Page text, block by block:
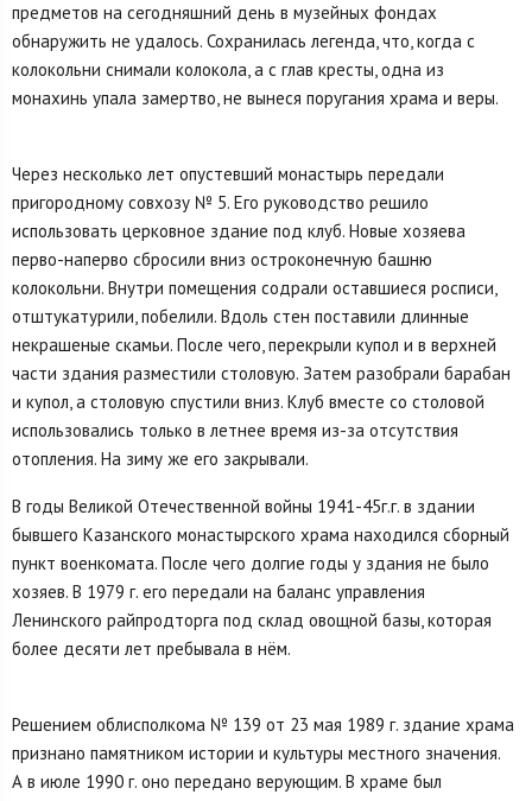
предметов на сегодняшний день в музейных фондах
обнаружить не удалось. Сохранилась легенда, что, когда с
колокольни снимали колокола, а с глав кресты, одна из
монахинь упала замертво, не вынеся поругания храма и веры.
Через несколько лет опустевший монастырь передали
пригородному совхозу № 5. Его руководство решило
использовать церковное здание под клуб. Новые хозяева
перво-наперво сбросили вниз остроконечную башню
колокольни. Внутри помещения содрали оставшиеся росписи,
отштукатурили, побелили. Вдоль стен поставили длинные
некрашеные скамьи. После чего, перекрыли купол и в верхней
части здания разместили столовую. Затем разобрали барабан
и купол, а столовую спустили вниз. Клуб вместе со столовой
использовались только в летнее время из-за отсутствия
отопления. На зиму же его закрывали.
В годы Великой Отечественной войны 1941-45г.г. в здании
бывшего Казанского монастырского храма находился сбор­ный
пункт военкомата. После чего долгие годы у здания не было
хозяев. В 1979 г. его передали на баланс управления
Ленинского райпродторга под склад овощной базы, которая
более десяти лет пребывала в нём.
Решением облисполкома № 139 от 23 мая 1989 г. здание храма
признано памятником истории и культуры местного значения.
А в июле 1990 г. оно передано верующим. В храме был